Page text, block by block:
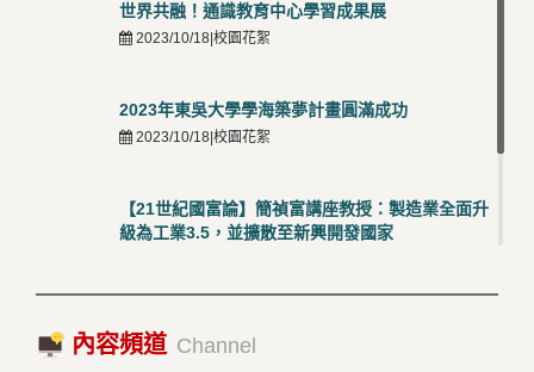
世界共融！通識教育中心學習成果展
2023/10/18|校園花絮
2023年東吳大學學海築夢計畫圓滿成功
2023/10/18|校園花絮
【21世紀國富論】簡禎富講座教授：製造業全面升
級為工業3.5，並擴散至新興開發國家
2023/10/18|推薦閱讀
內容頻道 Channel